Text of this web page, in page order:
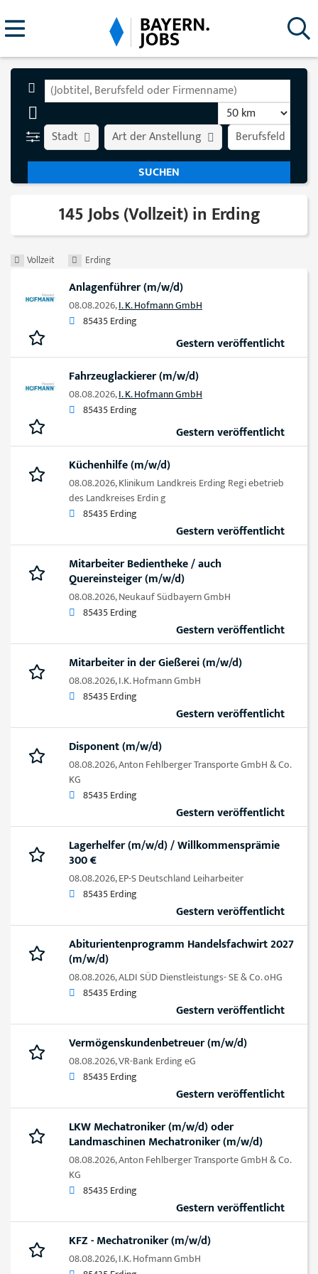
Stadt Art der Anstellung Berufsfeld
145 Jobs (Vollzeit) in Erding
Vollzeit Erding
Anlagenführer (m/w/d)
08.08.2026,I. K. Hofmann GmbH
85435 Erding
Gestern veröffentlicht
Fahrzeuglackierer (m/w/d)
08.08.2026,I. K. Hofmann GmbH
85435 Erding
Gestern veröffentlicht
Küchenhilfe (m/w/d)
08.08.2026,Klinikum Landkreis Erding Regi ebetrieb
des Landkreises Erdin g
85435 Erding
Gestern veröffentlicht
Mitarbeiter Bedientheke / auch
Quereinsteiger (m/w/d)
08.08.2026,Neukauf Südbayern GmbH
85435 Erding
Gestern veröffentlicht
Mitarbeiter in der Gießerei (m/w/d)
08.08.2026,I.K. Hofmann GmbH
85435 Erding
Gestern veröffentlicht
Disponent (m/w/d)
08.08.2026,Anton Fehlberger Transporte GmbH & Co.
KG
85435 Erding
Gestern veröffentlicht
Lagerhelfer (m/w/d) / Willkommensprämie
300 €
08.08.2026,EP-S Deutschland Leiharbeiter
85435 Erding
Gestern veröffentlicht
Abiturientenprogramm Handelsfachwirt 2027
(m/w/d)
08.08.2026,ALDI SÜD Dienstleistungs- SE & Co. oHG
85435 Erding
Gestern veröffentlicht
Vermögenskundenbetreuer (m/w/d)
08.08.2026,VR-Bank Erding eG
85435 Erding
Gestern veröffentlicht
LKW Mechatroniker (m/w/d) oder
Landmaschinen Mechatroniker (m/w/d)
08.08.2026,Anton Fehlberger Transporte GmbH & Co.
KG
85435 Erding
Gestern veröffentlicht
KFZ - Mechatroniker (m/w/d)
08.08.2026,I.K. Hofmann GmbH